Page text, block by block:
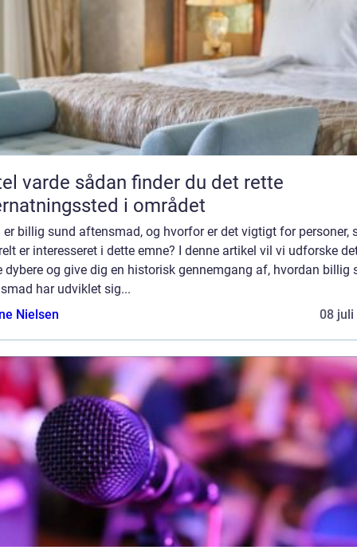
finder du det rette
i området
er billig sund aftensmad, og hvorfor er det vigtigt for personer,
er interesseret i dette emne? I denne artikel vil vi udforske
dybere og give dig en historisk gennemgang af, hvordan billig
har udviklet sig...
Nielsen
08 juli